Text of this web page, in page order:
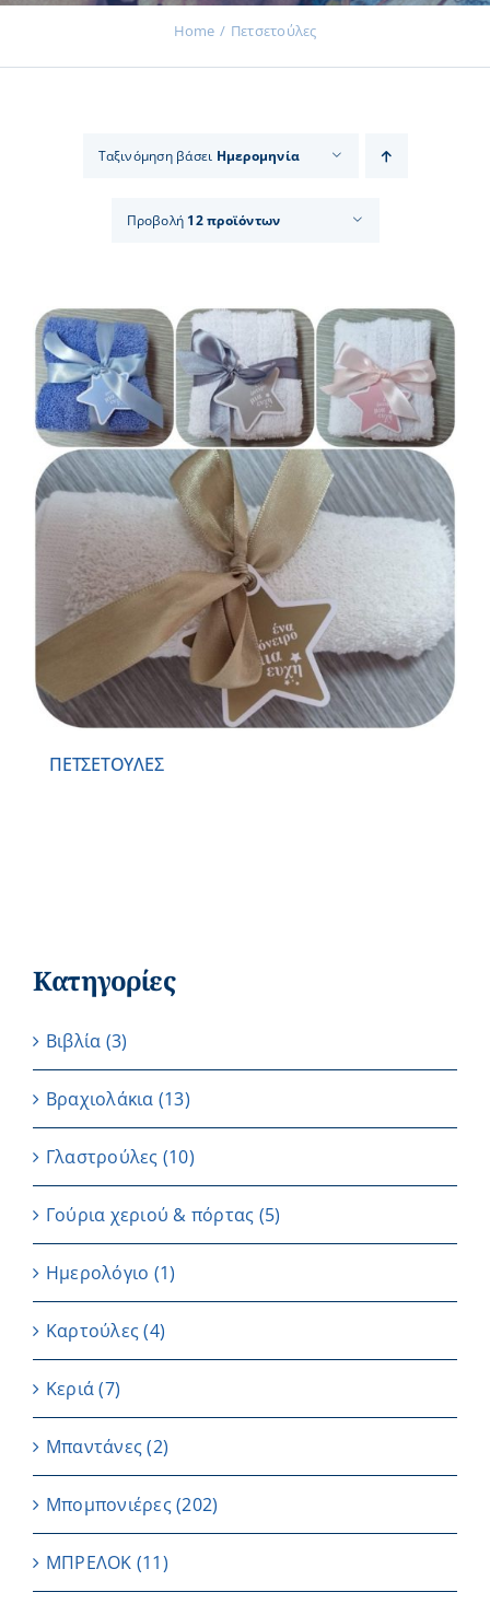
Επικοινωνία
Εισφορές
Home Πετσετούλες
Ταξινόμηση βάσει Ημερομηνία
Προβολή 12 προϊόντων
ΠΕΤΣΕΤΟΥΛΕΣ
Κατηγορίες
Βιβλία (3)
Βραχιολάκια (13)
Γλαστρούλες (10)
Γούρια χεριού & πόρτας (5)
Ημερολόγιο (1)
Καρτούλες (4)
Κεριά (7)
Μπαντάνες (2)
Μπομπονιέρες(202)
ΜΠΡΕΛΟΚ (11)